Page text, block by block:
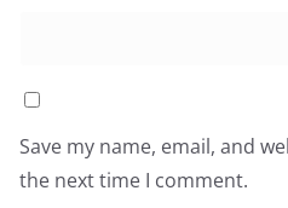
Save my name, email, and
the next time I comment.